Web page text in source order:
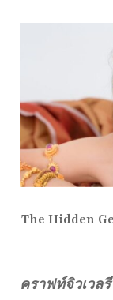
The Hidden
คราฟท์จิวเวลรี